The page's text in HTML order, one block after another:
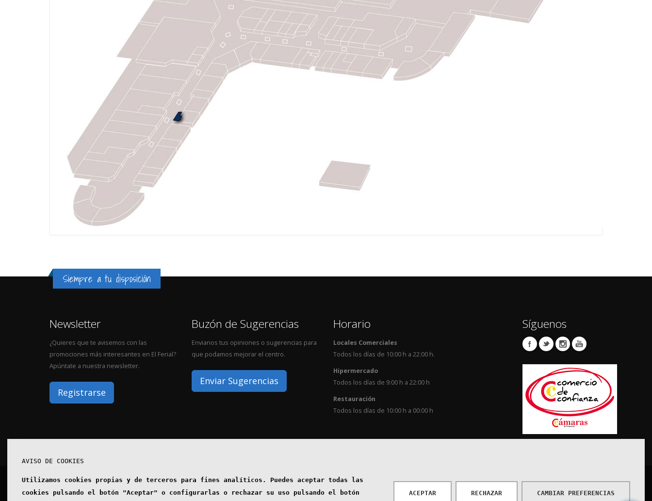
Siempre a tu disposición
Newsletter
¿Quieres que te avisemos con las
promociones más interesantes en El Ferial?
Apúntate a nuestra newsletter.
Registrarse
Buzón de Sugerencias
Envianos tus opiniones o sugerencias para
que podamos mejorar el centro.
Enviar Sugerencias
Horario
Locales Comerciales
Todos los días de 10:00 h a 22:00 h.
Hipermercado
Todos los días de 9:00 h a 22:00 h
Restauración
Todos los días de 10:00 h a 00:00 h
Síguenos
© Copyright 2020. Todos los derechos reservados.
AVISO DE COOKIES
Utilizamos cookies propias y de terceros para fines analíticos. Puedes aceptar todas las
cookies pulsando el botón "Aceptar" o configurarlas o rechazar su uso pulsando el botón
ACEPTAR RECHAZAR CAMBIAR PREFERENCIAS